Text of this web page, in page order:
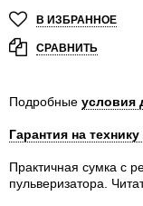
В ИЗБРАННОЕ
СРАВНИТЬ
Подробные условия
Гарантия на технику
Практичная сумка с
пульверизатора.